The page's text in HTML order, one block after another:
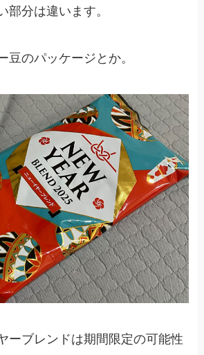
部分は違います。
豆のパッケージとか。
ーブレンドは期間限定の可能性